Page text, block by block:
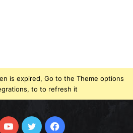
is expired, Go to the Theme options
to to refresh it.
فيسبوكتويتر